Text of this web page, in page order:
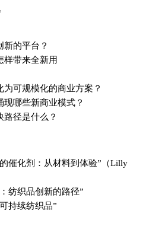
新的平台？
样带来全新用
可规模化的商业方案？
哪些新商业模式？
路径是什么？
催化剂：从材料到体验”（Lilly
纺织品创新的路径”
持续纺织品”